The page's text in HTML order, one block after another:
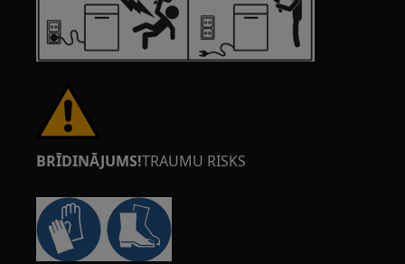
BRĪDINĀJUMS!TRAUMU RISKS